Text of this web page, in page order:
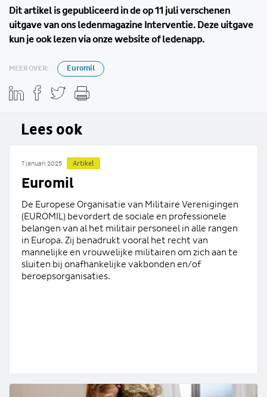
Dit artikel is gepubliceerd in de op 11 juli verschenen
uitgave van ons ledenmagazine Interventie. Deze uitgave
kun je ook lezen via onze website of ledenapp.
MEER OVER: Euromil
Lees ook
7 januari 2025 Artikel
Euromil
De Europese Organisatie van Militaire Verenigingen
(EUROMIL) bevordert de sociale en professionele
belangen van al het militair personeel in alle rangen
in Europa. Zij benadrukt vooral het recht van
mannelijke en vrouwelijke militairen om zich aan te
sluiten bij onafhankelijke vakbonden en/of
beroepsorganisaties.